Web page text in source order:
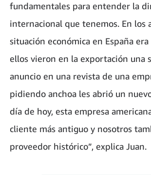
fundamentales para entender la
internacional que tenemos. En los
situación económica en España
ellos vieron en la exportación una
anuncio en una revista de una
pidiendo anchoa les abrió un
día de hoy, esta empresa
cliente más antiguo y nosotros
proveedor histórico”, explica Juan.